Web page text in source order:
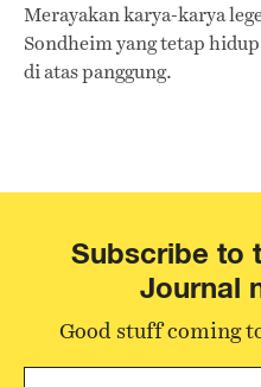
Merayakan karya-karya
Sondheim yang tetap
di atas panggung.
Subscribe to
Journal
Good stuff coming